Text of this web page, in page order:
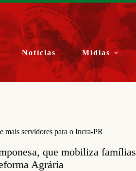
Notícias Mídias
mais servidores para o Incra-PR
que mobiliza famílias
Agrária